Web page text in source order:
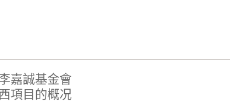
嘉誠基金會
項目的概况